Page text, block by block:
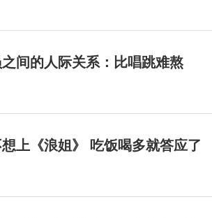
间的人际关系：比唱跳难熬
上《浪姐》 吃饭喝多就答应了